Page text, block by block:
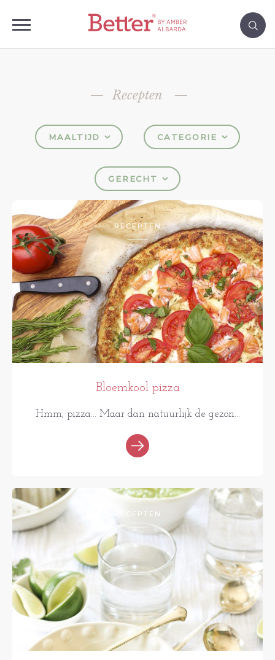
Recepten
MAALTIJD CATEGORIE
GERECHT
RECEPTEN
Bloemkool pizza
Hmm, pizza... Maar dan natuurlijk de gezon...
RECEPTEN